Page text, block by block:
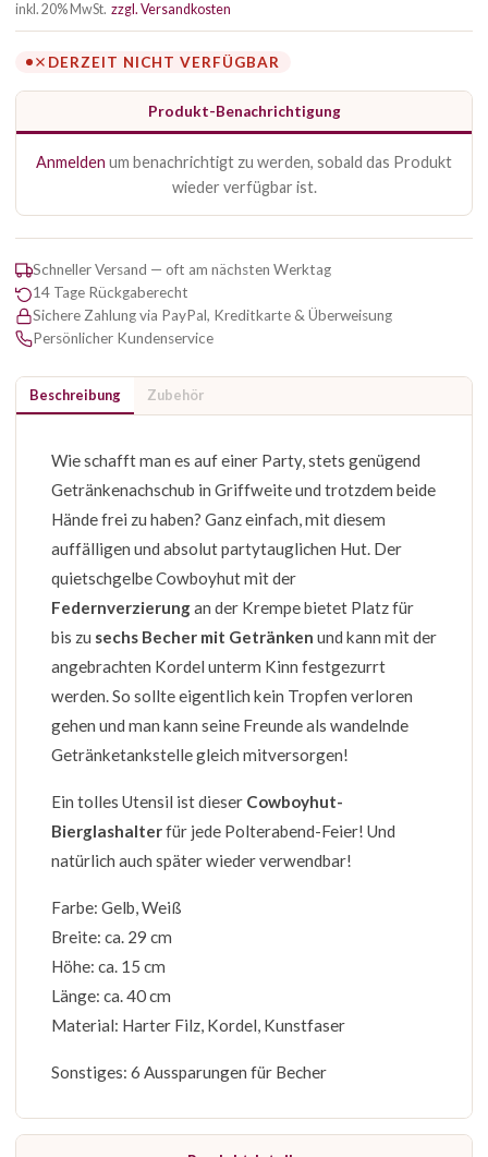
inkl. 20% MwSt. zzgl. Versandkosten
DERZEIT NICHT VERFÜGBAR
Produkt-Benachrichtigung
Anmelden um benachrichtigt zu werden, sobald das Produkt
wieder verfügbar ist.
Schneller Versand — oft am nächsten Werktag
14 Tage Rückgaberecht
Sichere Zahlung via PayPal, Kreditkarte & Überweisung
Persönlicher Kundenservice
Beschreibung Zubehör
Wie schafft man es auf einer Party, stets genügend
Getränkenachschub in Griffweite und trotzdem beide
Hände frei zu haben? Ganz einfach, mit diesem
auffälligen und absolut partytauglichen Hut. Der
quietschgelbe Cowboyhut mit der
Federnverzierungan der Krempe bietet Platz für
bis zu sechs Becher mit Getränken und kann mit der
angebrachten Kordel unterm Kinn festgezurrt
werden. So sollte eigentlich kein Tropfen verloren
gehen und man kann seine Freunde als wandelnde
Getränketankstelle gleich mitversorgen!
Ein tolles Utensil ist dieser Cowboyhut-
Bierglashalterfür jede Polterabend-Feier! Und
natürlich auch später wieder verwendbar!
Farbe: Gelb, Weiß
Breite: ca. 29 cm
Höhe: ca. 15 cm
Länge: ca. 40 cm
Material: Harter Filz, Kordel, Kunstfaser
Sonstiges: 6 Aussparungen für Becher